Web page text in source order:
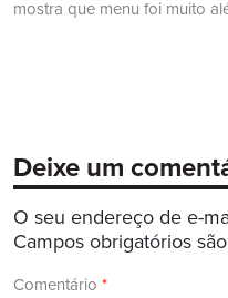
mostra que menu foi muito
Deixe um
O seu endereço de e-
Campos obrigatórios
Comentário *